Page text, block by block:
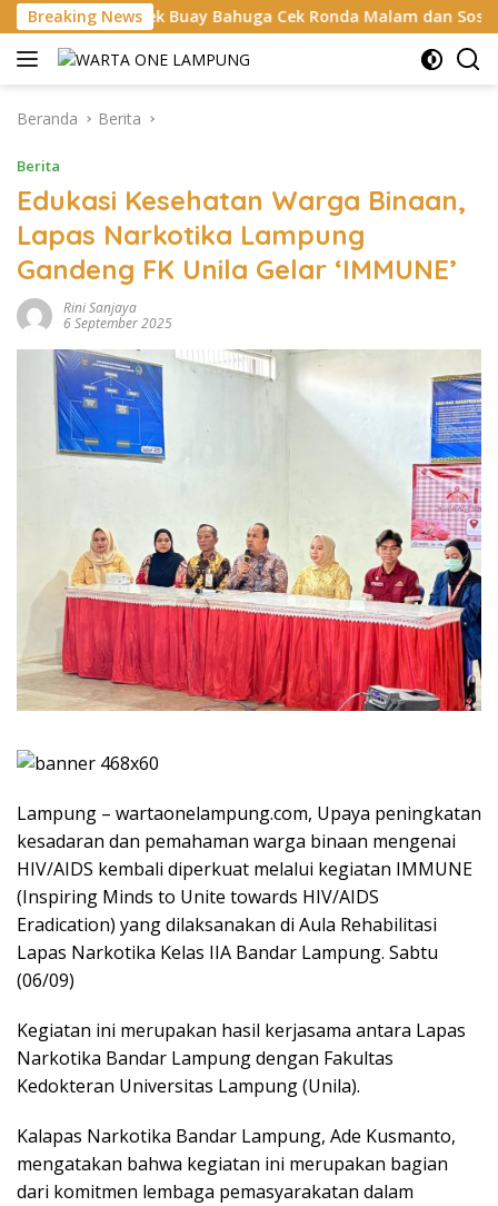
Langsung
ke
konten
Breaking News
Buay Bahuga Cek Ronda Malam dan Sosialisasi Layanan
Beranda Berita
Berita
Edukasi Kesehatan Warga Binaan,
Lapas Narkotika Lampung
Gandeng FK Unila Gelar ‘IMMUNE’
Rini Sanjaya
6 September 2025
Lampung – wartaonelampung.com, Upaya peningkatan
kesadaran dan pemahaman warga binaan mengenai
HIV/AIDS kembali diperkuat melalui kegiatan IMMUNE
(Inspiring Minds to Unite towards HIV/AIDS
Eradication) yang dilaksanakan di Aula Rehabilitasi
Lapas Narkotika Kelas IIA Bandar Lampung. Sabtu
(06/09)
Kegiatan ini merupakan hasil kerjasama antara Lapas
Narkotika Bandar Lampung dengan Fakultas
Kedokteran Universitas Lampung (Unila).
Kalapas Narkotika Bandar Lampung, Ade Kusmanto,
mengatakan bahwa kegiatan ini merupakan bagian
dari komitmen lembaga pemasyarakatan dalam